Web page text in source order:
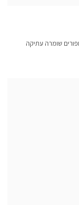
שומרה עתיקה